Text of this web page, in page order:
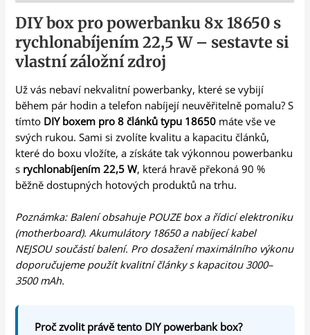
DIY box pro powerbanku 8x 18650 s
rychlonabíjením 22,5 W – sestavte si
vlastní záložní zdroj
Už vás nebaví nekvalitní powerbanky, které se vybijí
během pár hodin a telefon nabíjejí neuvěřitelně pomalu? S
tímto DIY boxem pro 8 článků typu 18650 máte vše ve
svých rukou. Sami si zvolíte kvalitu a kapacitu článků,
které do boxu vložíte, a získáte tak výkonnou powerbanku
s rychlonabíjením 22,5 W, která hravě překoná 90 %
běžně dostupných hotových produktů na trhu.
Poznámka: Balení obsahuje POUZE box a řídicí elektroniku
(motherboard). Akumulátory 18650 a nabíjecí kabel
NEJSOU součástí balení. Pro dosažení maximálního výkonu
doporučujeme použít kvalitní články s kapacitou 3000–
3500 mAh.
Proč zvolit právě tento DIY powerbank box?